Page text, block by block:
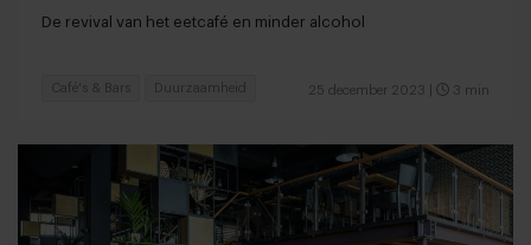
De revival van het eetcafé en minder alcohol
25 december 2023 3 min
Café's & Bars Duurzaamheid